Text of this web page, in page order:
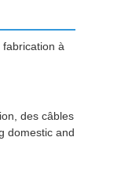
à
des câbles
domestic and